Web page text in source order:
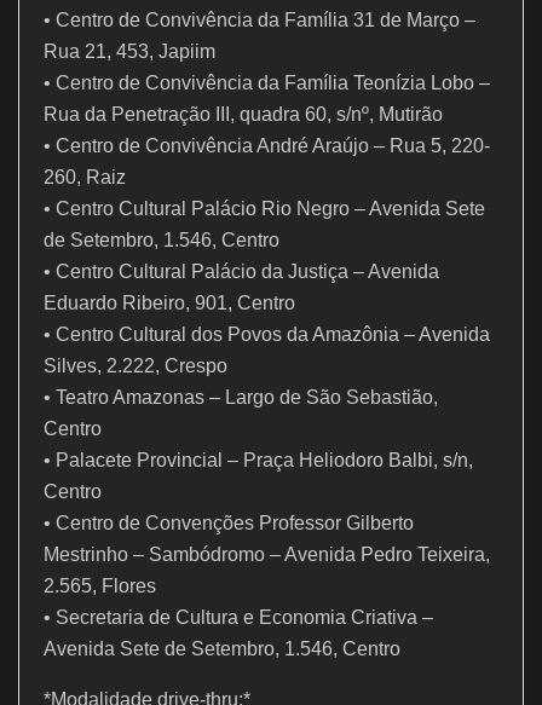
• Centro de Convivência da Família 31 de Março –
Rua 21, 453, Japiim
• Centro de Convivência da Família Teonízia Lobo –
Rua da Penetração III, quadra 60, s/nº, Mutirão
• Centro de Convivência André Araújo – Rua 5, 220-
260, Raiz
• Centro Cultural Palácio Rio Negro – Avenida Sete
de Setembro, 1.546, Centro
• Centro Cultural Palácio da Justiça – Avenida
Eduardo Ribeiro, 901, Centro
• Centro Cultural dos Povos da Amazônia – Avenida
Silves, 2.222, Crespo
• Teatro Amazonas – Largo de São Sebastião,
Centro
• Palacete Provincial – Praça Heliodoro Balbi, s/n,
Centro
• Centro de Convenções Professor Gilberto
Mestrinho – Sambódromo – Avenida Pedro Teixeira,
2.565, Flores
• Secretaria de Cultura e Economia Criativa –
Avenida Sete de Setembro, 1.546, Centro
*Modalidade drive-thru:*